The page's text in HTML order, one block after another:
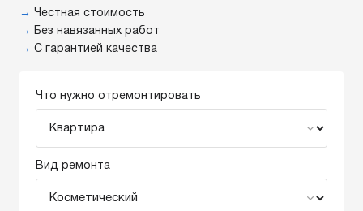
Что нужно отремонтировать
Вид ремонта
→ Честная стоимость
→
Без навязанных работ
→ С гарантией качества